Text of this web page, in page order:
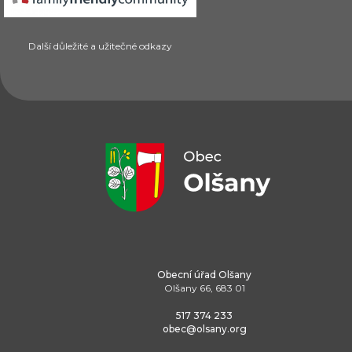
Další důležité a užitečné odkazy
Obecní úřad Olšany
Olšany 66, 683 01
517 374 233
obec@olsany.org